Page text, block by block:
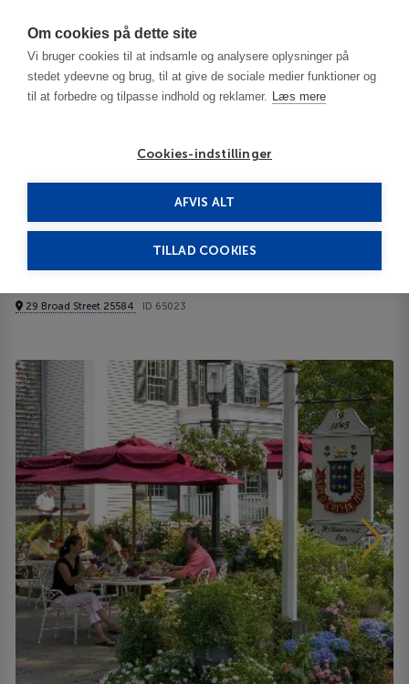
Om cookies på dette site
Vi bruger cookies til at indsamle og analysere oplysninger på
stedet ydeevne og brug, til at give de sociale medier funktioner og
til at forbedre og tilpasse indhold og reklamer. Læs mere
Cookies-indstillinger
AFVIS ALT
TILLAD COOKIES
Cape Cod - MA
Jarred Coffin House 3***
29 Broad Street 25584 ID 65023